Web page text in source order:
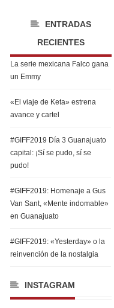
ENTRADAS
RECIENTES
La serie mexicana Falco gana
un Emmy
«El viaje de Keta» estrena
avance y cartel
#GIFF2019 Día 3 Guanajuato
capital: ¡Sí se pudo, sí se
pudo!
#GIFF2019: Homenaje a Gus
Van Sant, «Mente indomable»
en Guanajuato
#GIFF2019: «Yesterday» o la
reinvención de la nostalgia
INSTAGRAM